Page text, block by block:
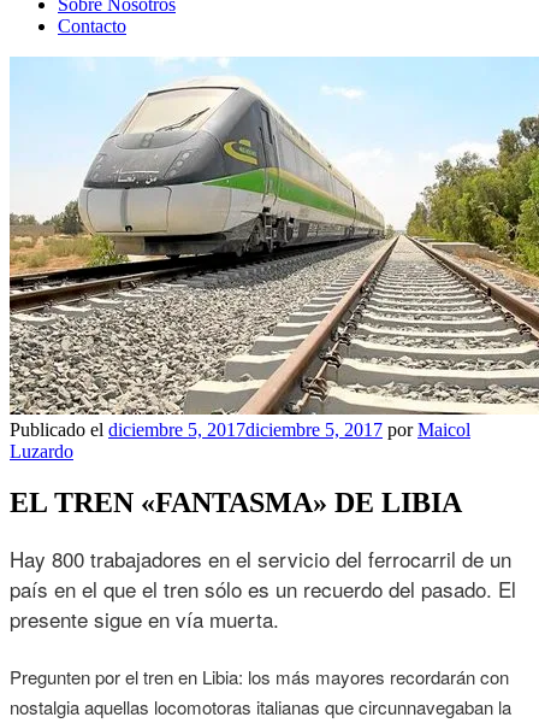
Sobre Nosotros
Contacto
Publicado el diciembre 5, 2017diciembre 5, 2017 porMaicol
Luzardo
EL TREN «FANTASMA» DE LIBIA
Hay 800 trabajadores en el servicio del ferrocarril de un
país en el que el tren sólo es un recuerdo del pasado. El
presente sigue en vía muerta.
Pregunten por el tren en Libia: los más mayores recordarán con
nostalgia aquellas locomotoras italianas que circunnavegaban la